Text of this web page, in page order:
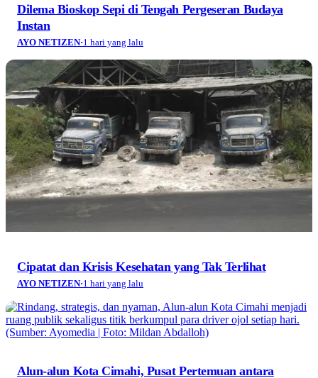
Dilema Bioskop Sepi di Tengah Pergeseran Budaya
Instan
AYO NETIZEN·1 hari yang lalu
Cipatat dan Krisis Kesehatan yang Tak Terlihat
AYO NETIZEN·1 hari yang lalu
Alun-alun Kota Cimahi, Pusat Pertemuan antara